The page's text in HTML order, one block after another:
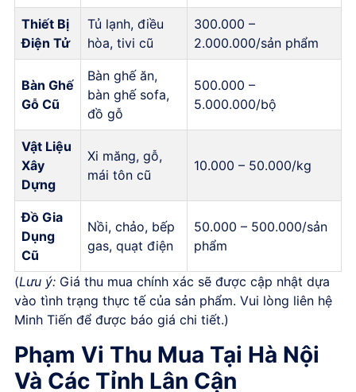
Thiết Bị
Điện Tử
Tủ lạnh, điều
hòa, tivi cũ
300.000 –
2.000.000/sản phẩm
Bàn Ghế
Gỗ Cũ
Bàn ghế ăn,
bàn ghế sofa,
đồ gỗ
500.000 –
5.000.000/bộ
Vật Liệu
Xây
Dựng
Xi măng, gỗ,
mái tôn cũ
10.000 – 50.000/kg
Đồ Gia
Dụng
Cũ
Nồi, chảo, bếp
gas, quạt điện
50.000 – 500.000/sản
phẩm
(Lưu ý: Giá thu mua chính xác sẽ được cập nhật dựa
vào tình trạng thực tế của sản phẩm. Vui lòng liên hệ
Minh Tiến để được báo giá chi tiết.)
Phạm Vi Thu Mua Tại Hà Nội
Và Các Tỉnh Lân Cận